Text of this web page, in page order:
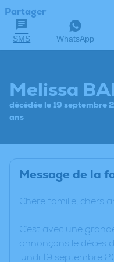
Partager
SMS WhatsApp
Melissa
décédée le 19 septembre
ans
Message de la
Chère famille, chers
C’est avec une
annonçons le décès
lundi 19 septembre